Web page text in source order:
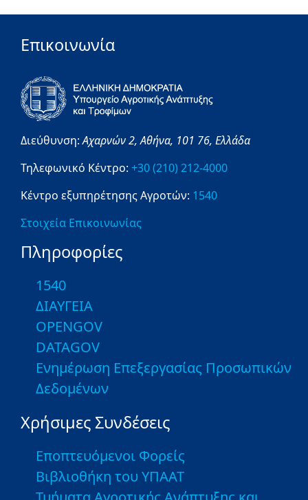
Επικοινωνία
Διεύθυνση:Αχαρνών 2,Αθήνα, 101 76, Ελλάδα
Τηλεφωνικό Κέντρο: +30 (210) 212-4000
Κέντρο εξυπηρέτησης Αγροτών: 1540
Στοιχεία Επικοινωνίας
Πληροφορίες
1540
ΔΙΑΥΓΕΙΑ
OPENGOV
DATAGOV
Ενημέρωση Επεξεργασίας Προσωπικών
Δεδομένων
Χρήσιμες Συνδέσεις
Εποπτευόμενοι Φορείς
Βιβλιοθήκη του ΥΠΑΑΤ